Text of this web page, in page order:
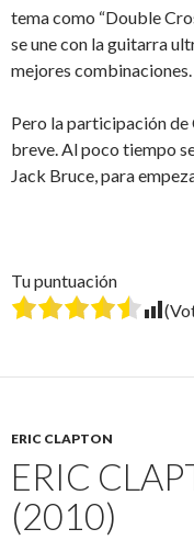
tema como “Double
se une con la guitarra
mejores combinaciones.
Pero la participación
breve. Al poco tiempo
Jack Bruce, para
Tu puntuación
ERIC CLAPTON
ERIC
(2010)